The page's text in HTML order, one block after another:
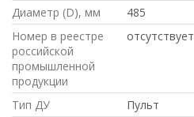
Диаметр (D), мм
485
Номер в реестре
российской
промышленной
продукции
отсутствует
Тип ДУ
Пульт